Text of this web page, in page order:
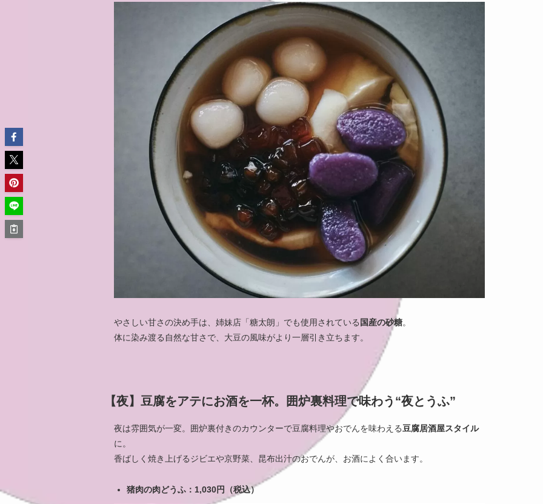
やさしい甘さの決め手は、姉妹店「糖太朗」でも使用されている 国産の砂糖。
体に染み渡る自然な甘さで、大豆の風味がより一層引き立ちます。
【夜】豆腐をアテにお酒を一杯。囲炉裏料理で味わう“夜とうふ”
夜は雰囲気が一変。囲炉裏付きのカウンターで豆腐料理やおでんを味わえる豆腐居酒屋スタイル
に。
香ばしく焼き上げるジビエや京野菜、昆布出汁のおでんが、お酒によく合います。
猪肉の肉どうふ：1,030円（税込）